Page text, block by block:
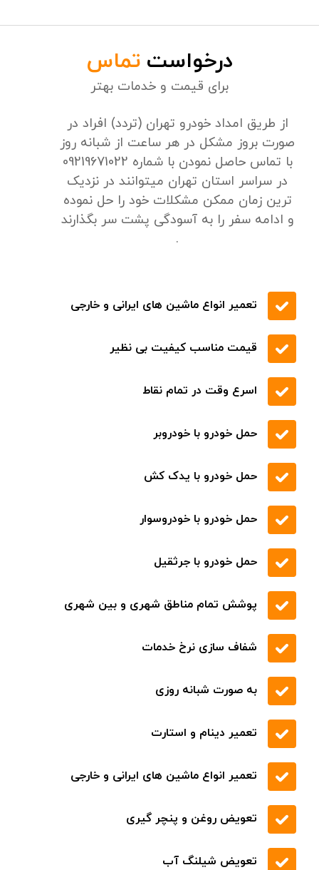
درخواستتماس
برای قیمت و خدمات بهتر
از طریق امداد خودرو تهران (تردد) افراد در
صورت بروز مشکل در هر ساعت از شبانه روز
با تماس حاصل نمودن با شماره 09219671022
در سراسر استان تهران میتوانند در نزدیک
ترین زمان ممکن مشکلات خود را حل نموده
و ادامه سفر را به آسودگی پشت سر بگذارند
.
تعمیر انواع ماشین های ایرانی و خارجی
قیمت مناسب کیفیت بی نظیر
اسرع وقت در تمام نقاط
حمل خودرو با خودروبر
حمل خودرو با یدک کش
حمل خودرو با خودروسوار
حمل خودرو با جرثقیل
پوشش تمام مناطق شهری و بین شهری
شفاف سازی نرخ خدمات
به صورت شبانه روزی
تعمیر دینام و استارت
تعمیر انواع ماشین های ایرانی و خارجی
تعویض روغن و پنچر گیری
تعویض شیلنگ آب